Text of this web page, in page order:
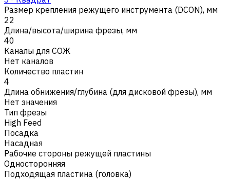
Размер крепления режущего инструмента (DCON), мм
22
Длина/высота/ширина фрезы, мм
40
Каналы для СОЖ
Нет каналов
Количество пластин
4
Длина обнижения/глубина (для дисковой фрезы), мм
Нет значения
Тип фрезы
High Feed
Посадка
Насадная
Рабочие стороны режущей пластины
Односторонняя
Подходящая пластина (головка)